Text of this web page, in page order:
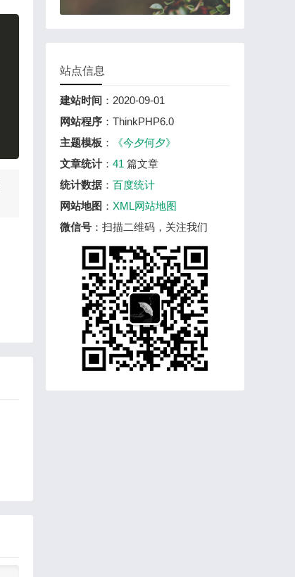
站点信息
建站时间 ：2020-09-01
网站程序 ：ThinkPHP6.0
主题模板 ：
《今夕何夕》
文章统计： 41 篇文章
统计数据 ： 百度统计
网站地图 ： XML网站地图
微信号 ：扫描二维码，关注我们